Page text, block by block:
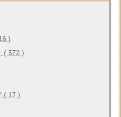
)
( 572 )
( 17 )